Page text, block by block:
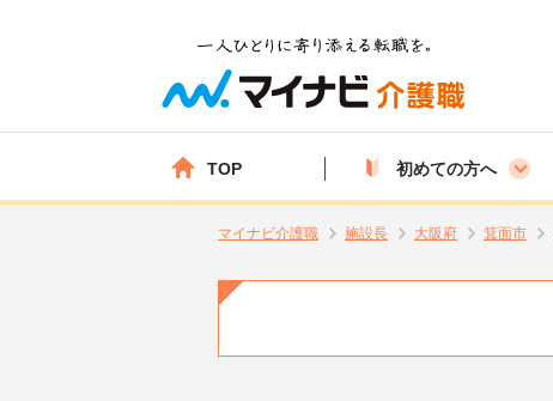
TOP 初めての方へ
マイナビ介護職 施設長 大阪府 箕面市